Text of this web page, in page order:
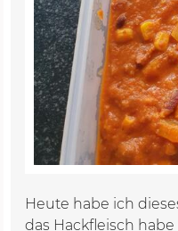
Heute habe ich
das Hackfleisch